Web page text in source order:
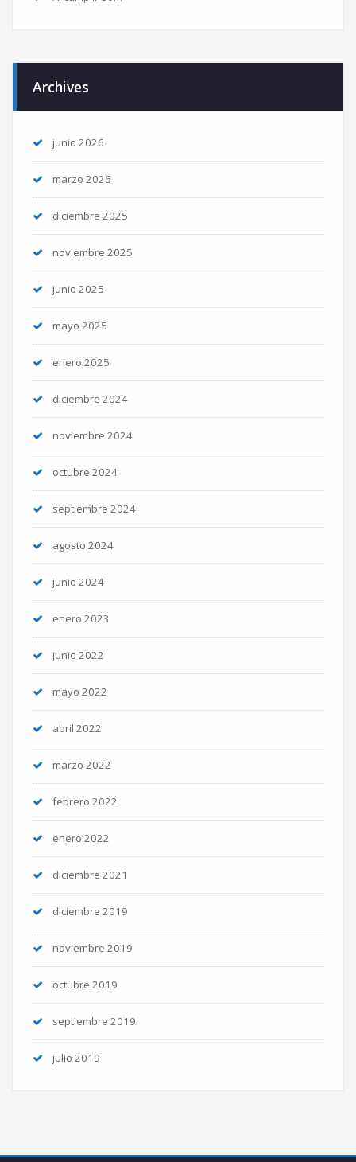
Archives
junio 2026
marzo 2026
diciembre 2025
noviembre 2025
junio 2025
mayo 2025
enero 2025
diciembre 2024
noviembre 2024
octubre 2024
septiembre 2024
agosto 2024
junio 2024
enero 2023
junio 2022
mayo 2022
abril 2022
marzo 2022
febrero 2022
enero 2022
diciembre 2021
diciembre 2019
noviembre 2019
octubre 2019
septiembre 2019
julio 2019